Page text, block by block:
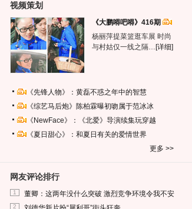
视频策划
《大鹏嘚吧嘚》416期
杨丽萍提菜篮逛车展 时尚
与村姑仅一线之隔… [详细]
《先锋人物》：黄磊不惑之年中的智慧
《综艺马后炮》陈柏霖曝初吻属于范冰冰
《NewFace》：《北爱》导演续集玩穿越
《夏日甜心》：和夏日有关的爱情世界
更多 >>
网友评论排行
1 董卿：这两年没什么突破 激烈竞争环境令我不安
2